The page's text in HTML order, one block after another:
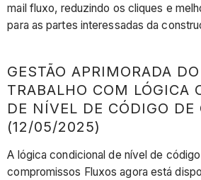
mail fluxo, reduzindo os cliques e
para as partes interessadas da
GESTÃO APRIMORADA
TRABALHO COM LÓGICA
DE NÍVEL DE CÓDIGO DE
(12/05/2025)
​​​​​​A lógica condicional de nível de
compromissos Fluxos agora está